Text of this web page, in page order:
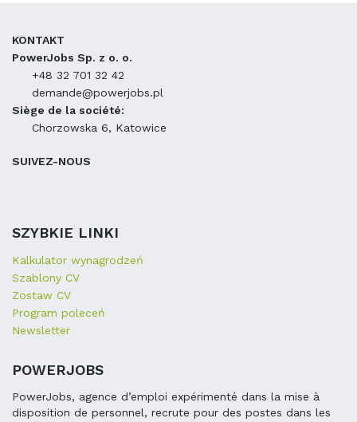
KONTAKT
PowerJobs Sp. z o. o.
+48 32 701 32 42
demande@powerjobs.pl
Siège de la société:
Chorzowska 6, Katowice
SUIVEZ-NOUS
SZYBKIE LINKI
Kalkulator wynagrodzeń
Szablony CV
Zostaw CV
Program poleceń
Newsletter
POWERJOBS
PowerJobs, agence d’emploi expérimenté dans la mise à
disposition de personnel, recrute pour des postes dans les